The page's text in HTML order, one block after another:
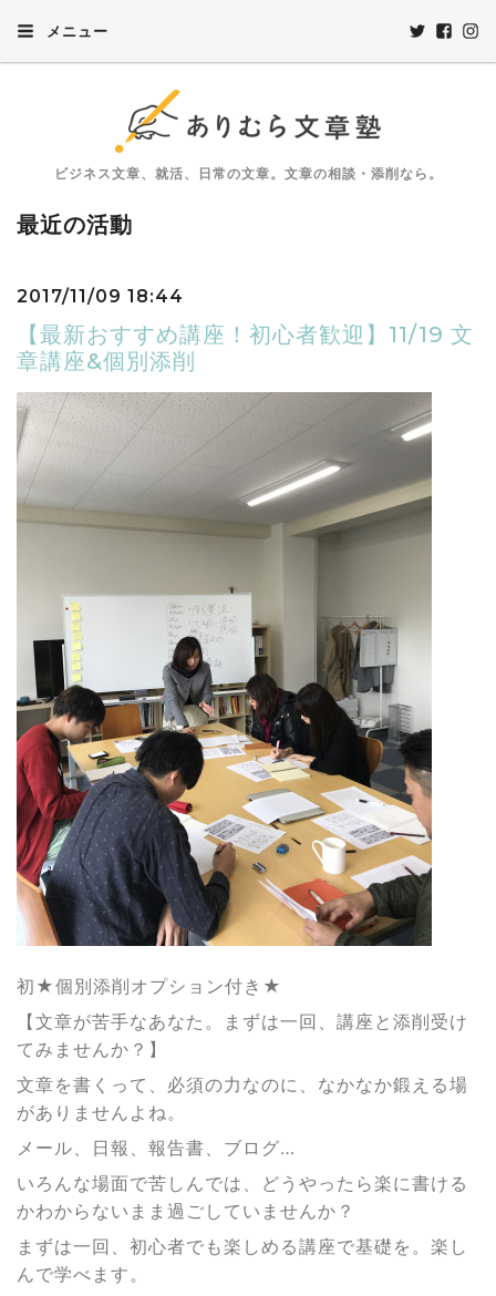
メニュー
ビジネス文章、就活、日常の文章。文章の相談・添削なら。
最近の活動
2017/11/09 18:44
【最新おすすめ講座！初心者歓迎】11/19 文
章講座&個別添削
初★個別添削オプション付き★
【文章が苦手なあなた。まずは一回、講座と添削受け
てみませんか？】
文章を書くって、必須の力なのに、なかなか鍛える場
がありませんよね。
メール、日報、報告書、ブログ…
いろんな場面で苦しんでは、どうやったら楽に書ける
かわからないまま過ごしていませんか？
まずは一回、初心者でも楽しめる講座で基礎を。楽し
んで学べます。